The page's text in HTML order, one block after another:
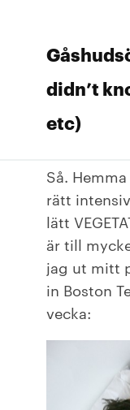
didn’t
etc)
Så.
rätt
lätt
är till
jag ut mitt
in Boston
vecka: